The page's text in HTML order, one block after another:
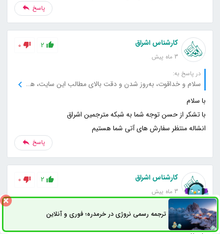
پاسخ
کارشناس اشراق
3 ماه پیش
2
0
در پاسخ به:
سلام و خداقوت، به‌روز شدن و دقت بالای مطالب این سایت، همیشه باعث رضایت من می‌شود، از این جهت بسیار سپاسگزارم.
انشاله منتظر سفارش های آتی شما هستیم
پاسخ
کارشناس اشراق
3 ماه پیش
2
0
در پاسخ به:
ترجمه رسمی نروژی در خرمدره؛ فوری و آنلاینثبت سفارش راه های ارتباطی